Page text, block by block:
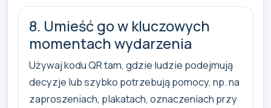
8. Umieść go w kluczowych
momentach wydarzenia
Używaj kodu QR tam, gdzie ludzie podejmują
decyzje lub szybko potrzebują pomocy, np. na
zaproszeniach, plakatach, oznaczeniach przy